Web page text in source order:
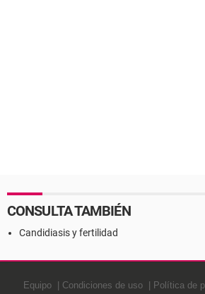
CONSULTA TAMBIÉN
Candidiasis y fertilidad
Equipo Condiciones de uso Política de